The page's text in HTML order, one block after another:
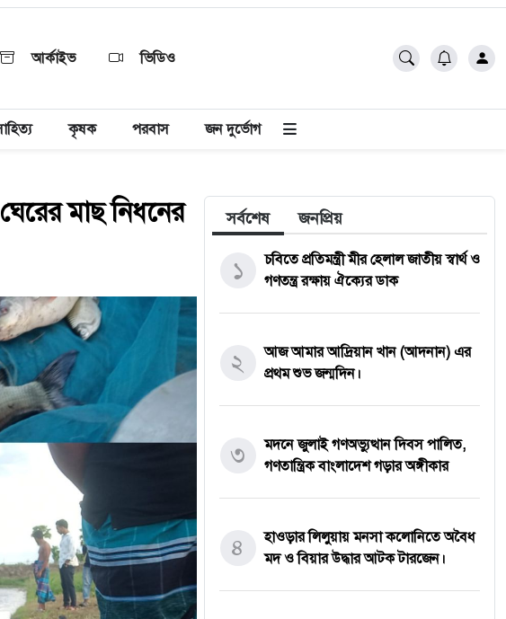
আর্কাইভ ভিডিও
কৃষক পরবাস জন দুর্ভোগ
মাছ নিধনের
সর্বশেষ জনপ্রিয়
১
চবিতে প্রতিমন্ত্রী মীর হেলাল জাতীয় স্বার্থ ও
গণতন্ত্র রক্ষায় ঐক্যের ডাক
২
আজ আমার আদ্রিয়ান খান (আদনান) এর
প্রথম শুভ জন্মদিন।
৩
মদনে জুলাই গণঅভ্যুত্থান দিবস পালিত,
গণতান্ত্রিক বাংলাদেশ গড়ার অঙ্গীকার
৪
হাওড়ার লিলুয়ায় মনসা কলোনিতে অবৈধ
মদ ও বিয়ার উদ্ধার আটক টারজেন।